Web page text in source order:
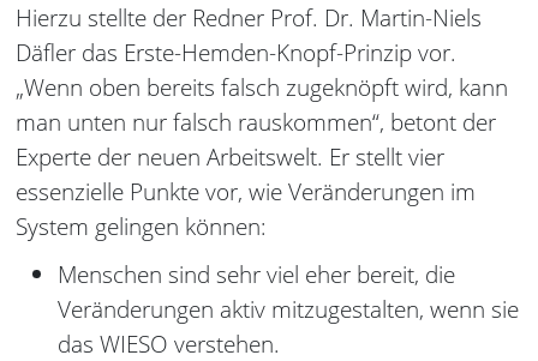
Hierzu stellte der Redner Prof. Dr. Martin-Niels
Däfler das Erste-Hemden-Knopf-Prinzip vor.
„Wenn oben bereits falsch zugeknöpft wird, kann
man unten nur falsch rauskommen“, betont der
Experte der neuen Arbeitswelt. Er stellt vier
essenzielle Punkte vor, wie Veränderungen im
System gelingen können:
Menschen sind sehr viel eher bereit, die
Veränderungen aktiv mitzugestalten, wenn sie
das WIESO verstehen.